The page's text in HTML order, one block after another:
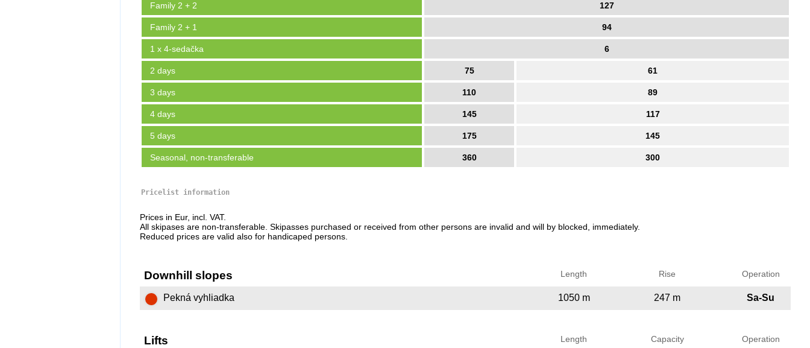
Family 2 + 2 127
Family 2 + 1 94
1 x 4-sedačka 6
2 days 75 61
3 days 110 89
4 days 145 117
5 days 175 145
Seasonal, non-transferable 360 300
Pricelist information
Prices in Eur, incl. VAT.
All skipases are non-transferable. Skipasses purchased or received from other persons are invalid and will by blocked, immediately.
Reduced prices are valid also for handicaped persons.
Downhill slopes Length Rise Operation
Pekná vyhliadka 1050 m 247 m Sa-Su
Lifts Length Capacity Operation